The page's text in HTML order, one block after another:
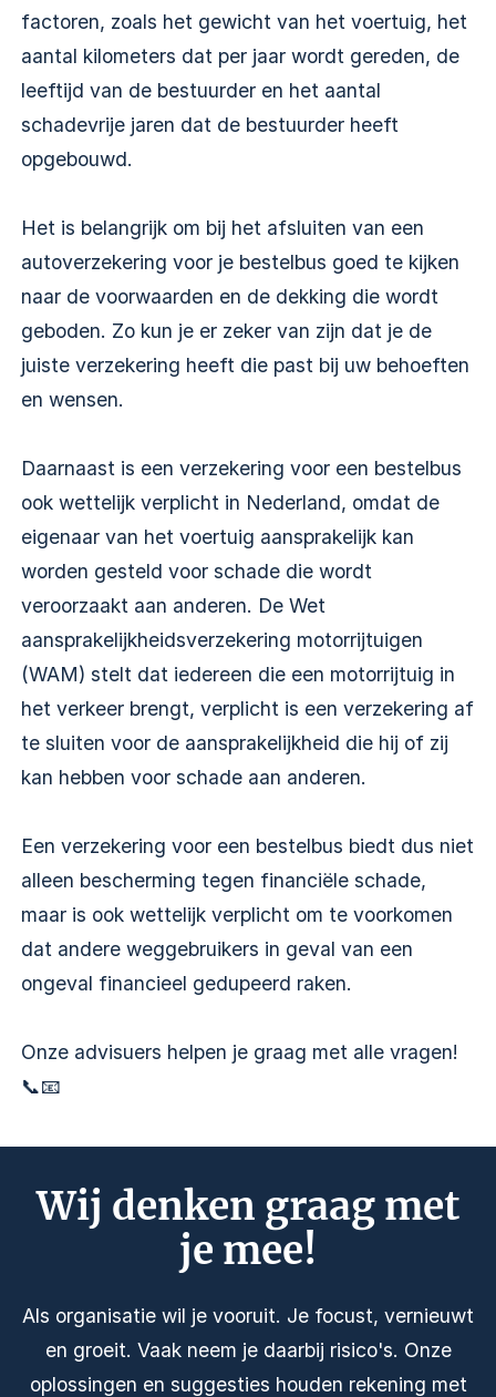
factoren, zoals het gewicht van het voertuig, het
aantal kilometers dat per jaar wordt gereden, de
leeftijd van de bestuurder en het aantal
schadevrije jaren dat de bestuurder heeft
opgebouwd.
Het is belangrijk om bij het afsluiten van een
autoverzekering voor je bestelbus goed te kijken
naar de voorwaarden en de dekking die wordt
geboden. Zo kun je er zeker van zijn dat je de
juiste verzekering heeft die past bij uw behoeften
en wensen.
Daarnaast is een verzekering voor een bestelbus
ook wettelijk verplicht in Nederland, omdat de
eigenaar van het voertuig aansprakelijk kan
worden gesteld voor schade die wordt
veroorzaakt aan anderen. De Wet
aansprakelijkheidsverzekering motorrijtuigen
(WAM) stelt dat iedereen die een motorrijtuig in
het verkeer brengt, verplicht is een verzekering af
te sluiten voor de aansprakelijkheid die hij of zij
kan hebben voor schade aan anderen.
Een verzekering voor een bestelbus biedt dus niet
alleen bescherming tegen financiële schade,
maar is ook wettelijk verplicht om te voorkomen
dat andere weggebruikers in geval van een
ongeval financieel gedupeerd raken.
Onze advisuers helpen je graag met alle vragen!
📞📧
Wij denken graag met
je mee!
Als organisatie wil je vooruit. Je focust, vernieuwt
en groeit. Vaak neem je daarbij risico's. Onze
oplossingen en suggesties houden rekening met